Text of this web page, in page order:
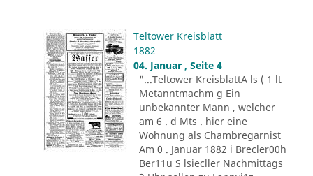
Teltower Kreisblatt
1882
04. Januar , Seite 4
"...Teltower KreisblattA ls ( 1 lt
Metanntmachm g Ein
unbekannter Mann , welcher
am 6 . d Mts . hier eine
Wohnung als Chambregarnist
Am 0 . Januar 1882 i Brecler00h
Ber11u S lsiecller Nachmittags